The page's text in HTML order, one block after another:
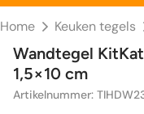
Home Keuken tegels
Wandtegel
1,5×10 cm
Artikelnummer: